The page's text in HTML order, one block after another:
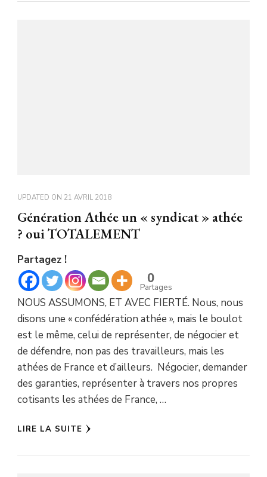
UPDATED ON 21 AVRIL 2018
Génération Athée un « syndicat » athée
? oui TOTALEMENT
Partagez !
0
Partages
NOUS ASSUMONS, ET AVEC FIERTÉ. Nous, nous
disons une « confédération athée », mais le boulot
est le même, celui de représenter, de négocier et
de défendre, non pas des travailleurs, mais les
athées de France et d’ailleurs. Négocier, demander
des garanties, représenter à travers nos propres
cotisants les athées de France, …
LIRE LA SUITE